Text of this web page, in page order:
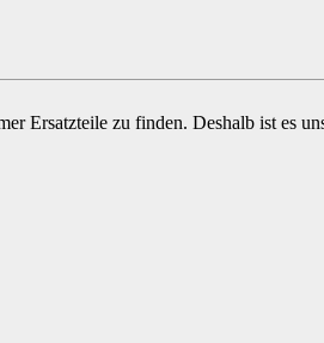
Ersatzteile zu finden. Deshalb ist es